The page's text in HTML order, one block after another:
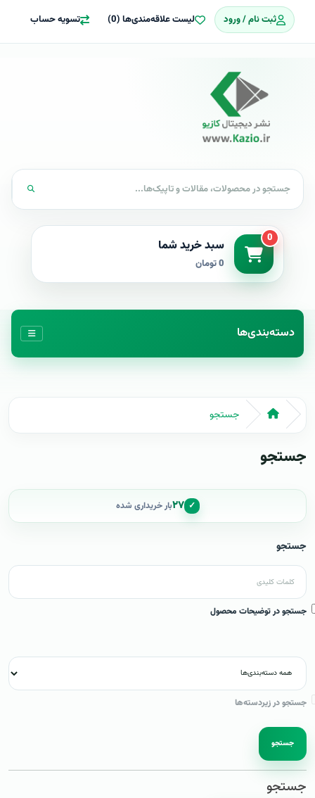
ثبت نام / ورود لیست علاقه‌مندی‌ها (0) تسویه حساب
0 سبد خرید شما
0 تومان
دسته‌بندی‌ها
جستجو
جستجو
✓ ۲۷بار خریداری شده
جستجو
جستجو در توضیحات محصول
جستجو در زیردسته‌ها
جستجو
جستجو